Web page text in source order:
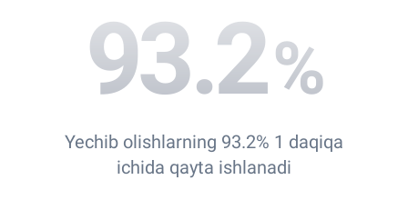
93.2%
Yechib olishlarning 93.2% 1 daqiqa
ichida qayta ishlanadi